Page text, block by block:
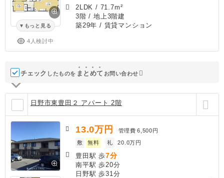
もっと見る
4人検討中
2LDK / 71.7m²
3階 / 地上3階建
築29年 / 賃貸マンション
チェック したものを ま と めて お問い合わせ
日野市東豊田２ アパート 2階
13.0万円 管理費 6,500円
敷
無料 礼 20.0万円
豊田駅 歩7分
南平駅 歩20分
日野駅 歩31分